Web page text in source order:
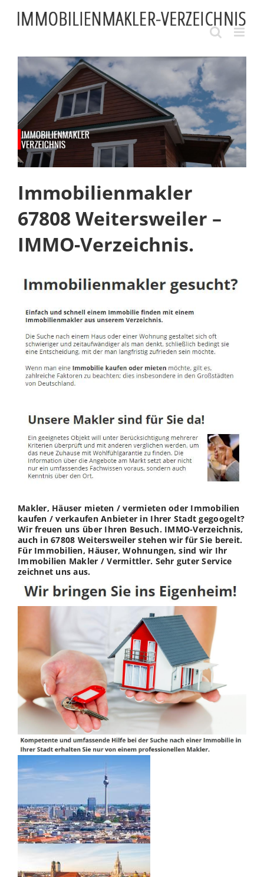
content
Immobilienmakler
67808 Weitersweiler –
IMMO-Verzeichnis.
Makler, Häuser mieten / vermieten oder Immobilien
kaufen / verkaufen Anbieter in Ihrer Stadt gegoogelt?
Wir freuen uns über Ihren Besuch. IMMO-Verzeichnis,
auch in 67808 Weitersweiler stehen wir für Sie bereit.
Für Immobilien, Häuser, Wohnungen, sind wir Ihr
Immobilien Makler / Vermittler. Sehr guter Service
zeichnet uns aus.